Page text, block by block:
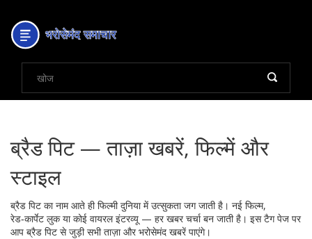
ब्रैड पिट — ताज़ा खबरें, फिल्में और
स्टाइल
ब्रैड पिट का नाम आते ही फिल्मी दुनिया में उत्सुकता जग जाती है। नई फिल्म,
रेड‑कार्पेट लुक या कोई वायरल इंटरव्यू — हर खबर चर्चा बन जाती है। इस टैग पेज पर
आप ब्रैड पिट से जुड़ी सभी ताज़ा और भरोसेमंद खबरें पाएंगे।